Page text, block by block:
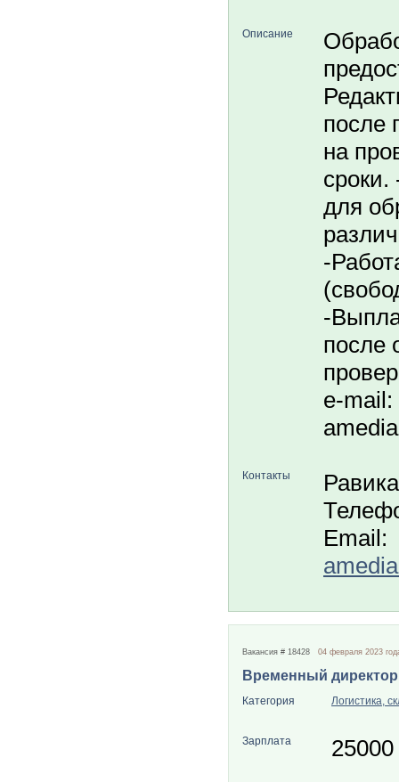
Описание
после
на
сроки.
для
-
-
после
e-mail:
Контакты
Email:
Вакансия # 18428 04 февраля 2023
Временный директор
Категория Логистика,
Зарплата 25000